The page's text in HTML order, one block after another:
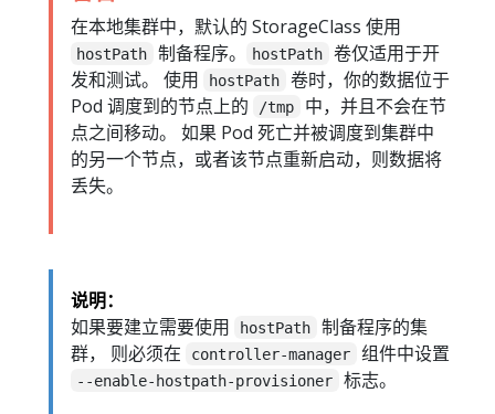
在本地集群中，默认的 StorageClass 使用
hostPath 制备程序。 hostPath
卷仅适用于开
发和测试。 使用
hostPath
卷时，你的数据位于
Pod 调度到的节点上的
/tmp
中，并且不会在节
点之间移动。 如果 Pod 死亡并被调度到集群中
的另一个节点，或者该节点重新启动，则数据将
丢失。
说明：
如果要建立需要使用
hostPath
制备程序的集
群， 则必须在
controller-manager 组件中设置
--enable-hostpath-provisioner 标志。